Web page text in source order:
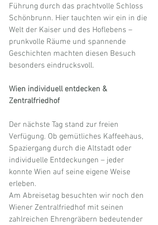
Führung durch das prachtvolle Schloss
Schönbrunn. Hier tauchten wir ein in die
Welt der Kaiser und des Hoflebens –
prunkvolle Räume und spannende
Geschichten machten diesen Besuch
besonders eindrucksvoll.
Wien individuell entdecken &
Zentralfriedhof
Der nächste Tag stand zur freien
Verfügung. Ob gemütliches Kaffeehaus,
Spaziergang durch die Altstadt oder
individuelle Entdeckungen – jeder
konnte Wien auf seine eigene Weise
erleben.
Am Abreisetag besuchten wir noch den
Wiener Zentralfriedhof mit seinen
zahlreichen Ehrengräbern bedeutender